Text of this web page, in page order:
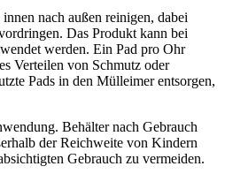
nach außen reinigen, dabei
Das Produkt kann bei
werden. Ein Pad pro Ohr
Verteilen von Schmutz oder
Pads in den Mülleimer entsorgen,
Behälter nach Gebrauch
der Reichweite von Kindern
Gebrauch zu vermeiden.